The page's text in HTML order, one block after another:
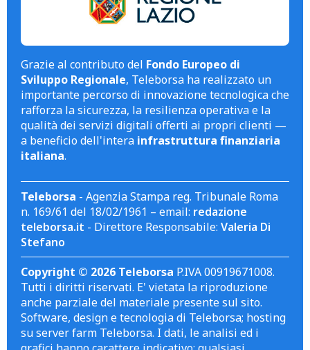
Grazie al contributo del Fondo Europeo di
Sviluppo Regionale, Teleborsa ha realizzato un
importante percorso di innovazione tecnologica che
rafforza la sicurezza, la resilienza operativa e la
qualità dei servizi digitali offerti ai propri clienti —
a beneficio dell'intera infrastruttura finanziaria
italiana.
Teleborsa - Agenzia Stampa reg. Tribunale Roma
n. 169/61 del 18/02/1961 – email: redazione
teleborsa.it - Direttore Responsabile: Valeria Di
Stefano
Copyright © 2026 Teleborsa P.IVA 00919671008.
Tutti i diritti riservati. E' vietata la riproduzione
anche parziale del materiale presente sul sito.
Software, design e tecnologia di Teleborsa; hosting
su server farm Teleborsa. I dati, le analisi ed i